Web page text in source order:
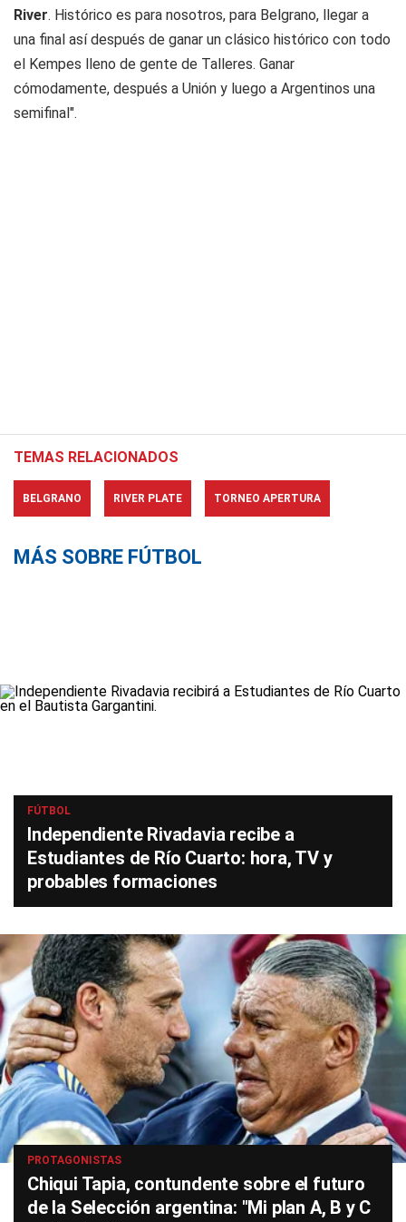
River. Histórico es para nosotros, para Belgrano, llegar a
una final así después de ganar un clásico histórico con todo
el Kempes lleno de gente de Talleres. Ganar
cómodamente, después a Unión y luego a Argentinos una
semifinal".
TEMAS RELACIONADOS
BELGRANO RIVER PLATE TORNEO APERTURA
MÁS SOBRE FÚTBOL
FÚTBOL
Independiente Rivadavia recibe a
Estudiantes de Río Cuarto: hora, TV y
probables formaciones
PROTAGONISTAS
Chiqui Tapia, contundente sobre el futuro
de la Selección argentina: "Mi plan A, B y C